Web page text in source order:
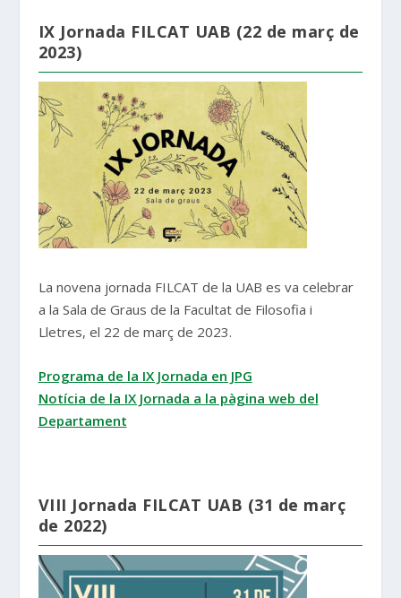
IX Jornada FILCAT UAB (22 de març de
2023)
La novena jornada FILCAT de la UAB es va celebrar
a la Sala de Graus de la Facultat de Filosofia i
Lletres, el 22 de març de 2023.
Programa de la IX Jornada en JPG
Notícia de la IX Jornada a la pàgina web del
Departament
VIII Jornada FILCAT UAB (31 de març
de 2022)